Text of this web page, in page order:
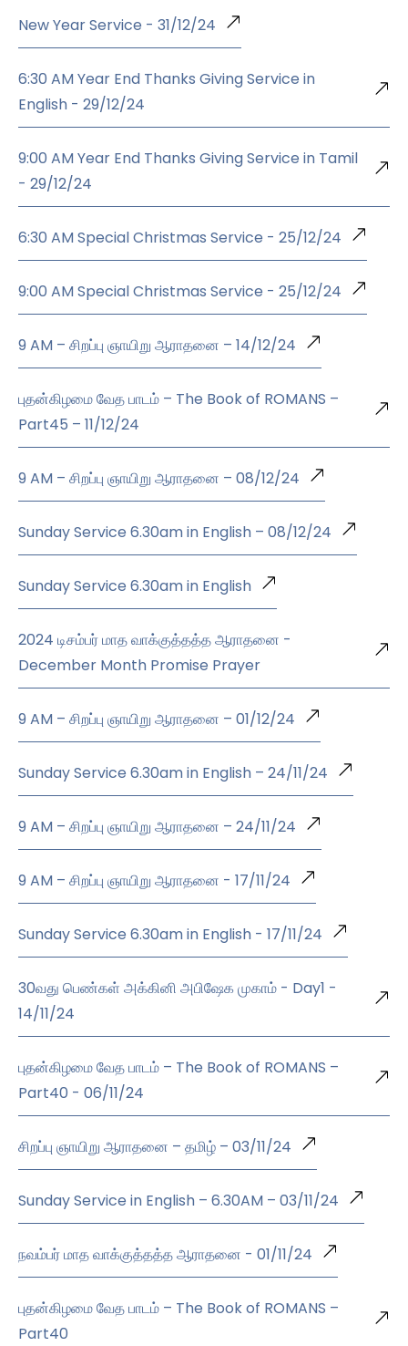
New Year Service - 31/12/24
6:30 AM Year End Thanks Giving Service in
English - 29/12/24
9:00 AM Year End Thanks Giving Service in Tamil
- 29/12/24
6:30 AM Special Christmas Service - 25/12/24
9:00 AM Special Christmas Service - 25/12/24
9 AM – சிறப்பு ஞாயிறு ஆராதனை – 14/12/24
புதன்கிழமை வேத பாடம் – The Book of ROMANS –
Part45 – 11/12/24
9 AM – சிறப்பு ஞாயிறு ஆராதனை – 08/12/24
Sunday Service 6.30am in English – 08/12/24
Sunday Service 6.30am in English
2024 டிசம்பர் மாத வாக்குத்தத்த ஆராதனை -
December Month Promise Prayer
9 AM – சிறப்பு ஞாயிறு ஆராதனை – 01/12/24
Sunday Service 6.30am in English – 24/11/24
9 AM – சிறப்பு ஞாயிறு ஆராதனை – 24/11/24
9 AM – சிறப்பு ஞாயிறு ஆராதனை - 17/11/24
Sunday Service 6.30am in English - 17/11/24
30வது பெண்கள் அக்கினி அபிஷேக முகாம் - Day1 -
14/11/24
புதன்கிழமை வேத பாடம் – The Book of ROMANS –
Part40 - 06/11/24
சிறப்பு ஞாயிறு ஆராதனை – தமிழ் – 03/11/24
Sunday Service in English – 6.30AM – 03/11/24
நவம்பர் மாத வாக்குத்தத்த ஆராதனை - 01/11/24
புதன்கிழமை வேத பாடம் – The Book of ROMANS –
Part40